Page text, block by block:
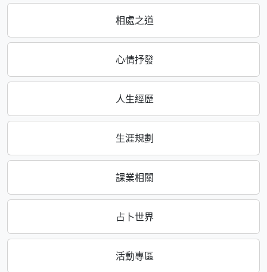
相處之道
心情抒發
人生經歷
生涯規劃
課業相關
占卜世界
活動專區